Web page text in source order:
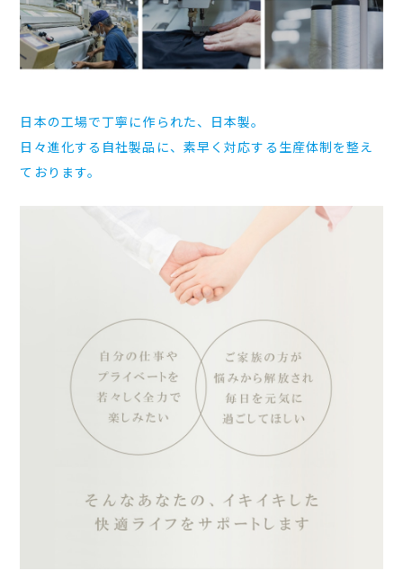
日本の工場で丁寧に作られた、日本製。
日々進化する自社製品に、素早く対応する生産体制を整え
ております。